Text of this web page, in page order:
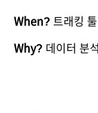
When? 트래킹
Why? 데이터 분